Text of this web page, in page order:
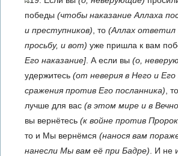
победы (чтобы наказание Аллаха
и преступников) , то (Аллах ответил
просьбу, и вот) уже пришла к вам
Его наказание] . А если вы (о,
удержитесь (от неверия в Него и Его
сражения против Его посланника) ,
лучше для вас (в этом мире и в
вы вернётесь (к войне против
то и Мы вернёмся (нанося вам
нанесли Мы вам её при Бадре) . И не